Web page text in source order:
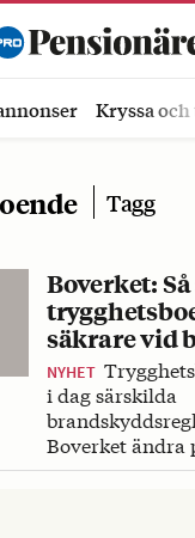
Kryssa och
Tagg
Boverket:
säkrare vid
NYHET
i dag särskilda
Boverket ändra